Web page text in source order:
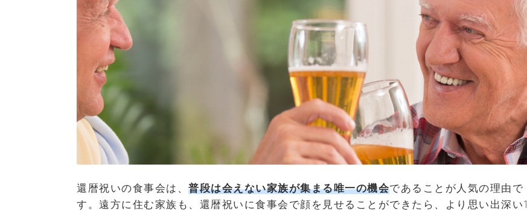
還暦祝いの食事会は、 普段は会えない家族が集まる唯一の機会であることが人気の理由で
す。遠方に住む家族も、還暦祝いに食事会で顔を見せることができたら、より思い出深い1